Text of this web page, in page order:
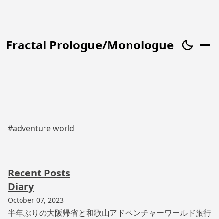
Fractal Prologue/Monologue
#adventure world
Recent Posts
Diary
October 07, 2023
半年ぶりの大阪帰省と和歌山アドベンチャーワールド旅行